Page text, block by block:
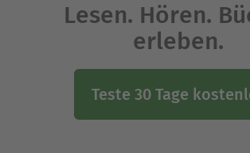
Lesen. Hören.
erleben.
Teste 30 Tage